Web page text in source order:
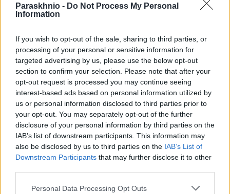
Paraskhnio - Do Not Process My Personal
Information
If you wish to opt-out of the sale, sharing to third parties, or
processing of your personal or sensitive information for
targeted advertising by us, please use the below opt-out
section to confirm your selection. Please note that after your
opt-out request is processed you may continue seeing
interest-based ads based on personal information utilized by
us or personal information disclosed to third parties prior to
your opt-out. You may separately opt-out of the further
disclosure of your personal information by third parties on the
IAB’s list of downstream participants. This information may
also be disclosed by us to third parties on the IAB’s List of
Downstream Participants that may further disclose it to other
Please note that this website/app uses one or more Google
Personal Data Processing Opt Outs
ΕΛΛΆΔΑ
Τραγωδία στο Γουδί: Νεκρή 53χρονη μετά από πτώση
από τον 5ο όροφο
ΑΝΑΡΤΗΘΗΚΕ ΑΠΟΣΤΈΛΛΑ ΛΊΤΑΙΝΑ 7 ΑΥΓΟΎΣΤΟΥ 2026